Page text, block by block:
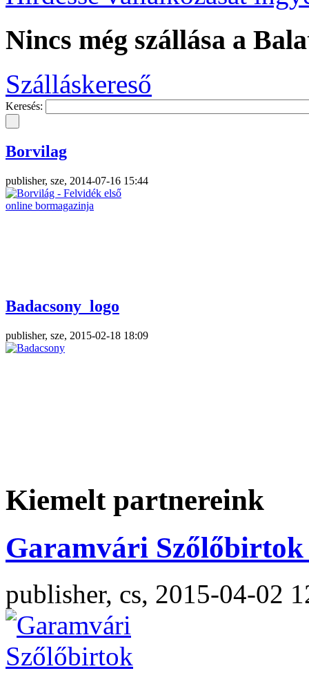
Nincs még szállása a
Szálláskereső
Keresés:
Borvilag
publisher, sze, 2014-07-16 15:44
Badacsony_logo
publisher, sze, 2015-02-18 18:09
Kiemelt partnereink
Garamvári
publisher, cs, 2015-04-02